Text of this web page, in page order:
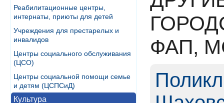
Реабилитационные центры,
интернаты, приюты для детей
Учреждения для престарелых и
инвалидов
Центры социального обслуживания
(ЦСО)
Центры социальной помощи семье
и детям (ЦСПСиД)
Культура
ФАП,